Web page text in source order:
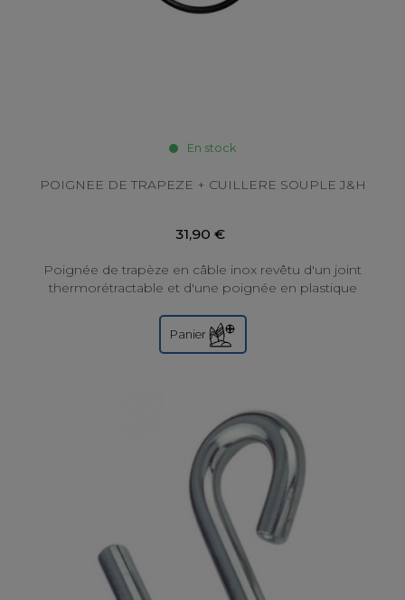
En stock
POIGNEE DE TRAPEZE + CUILLERE SOUPLE J&H
31,90 €
Poignée de trapèze en câble inox revêtu d'un joint
thermorétractable et d'une poignée en plastique
Panier